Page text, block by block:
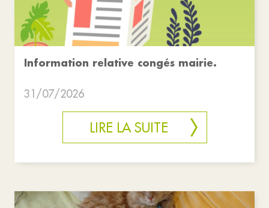
Information relative congés mairie.
31/07/2026
LIRE LA SUITE